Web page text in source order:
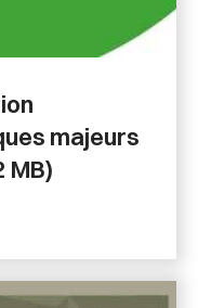
majeurs
MB)